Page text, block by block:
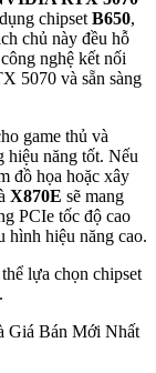
chipset B650,
chủ này đều hỗ
nghệ kết nối
5070 và sẵn sàng
game thủ và
hiệu năng tốt. Nếu
đồ họa hoặc xây
X870E sẽ mang
PCIe tốc độ cao
hình hiệu năng cao.
lựa chọn chipset